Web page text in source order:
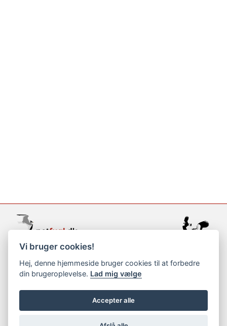
support@netfugl.dk
copyright © 2002-2023
Vi bruger cookies!
Hej, denne hjemmeside bruger cookies til at forbedre
din brugeroplevelse. Lad mig vælge
Accepter alle